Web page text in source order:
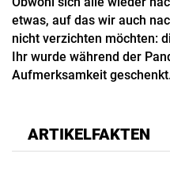
etwas, auf das wir auch
nicht verzichten möchten:
Ihr wurde während der
Aufmerksamkeit
ARTIKELFAKTEN